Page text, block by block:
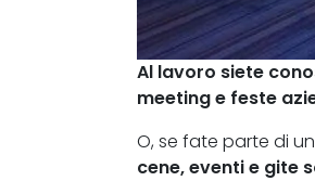
Al lavoro siete
meeting e feste
O, se fate parte di
cene, eventi e gite